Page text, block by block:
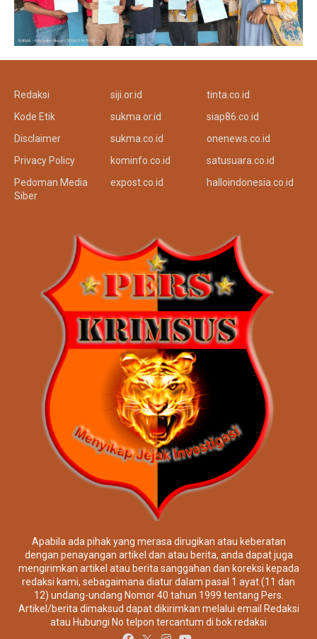
Redaksi
Kode Etik
Disclaimer
Privacy Policy
Pedoman Media
Siber
siji.or.id
sukma.or.id
sukma.co.id
kominfo.co.id
expost.co.id
tinta.co.id
siap86.co.id
onenews.co.id
satusuara.co.id
halloindonesia.co.id
Apabila ada pihak yang merasa dirugikan atau keberatan
dengan penayangan artikel dan atau berita, anda dapat juga
mengirimkan artikel atau berita sanggahan dan koreksi kepada
redaksi kami, sebagaimana diatur dalam pasal 1 ayat (11 dan
12) undang-undang Nomor 40 tahun 1999 tentang Pers.
Artikel/berita dimaksud dapat dikirimkan melalui email Redaksi
atau Hubungi No telpon tercantum di bok redaksi